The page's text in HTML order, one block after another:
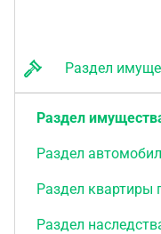
Раздел
Раздел
Раздел
Раздел квартиры
Раздел